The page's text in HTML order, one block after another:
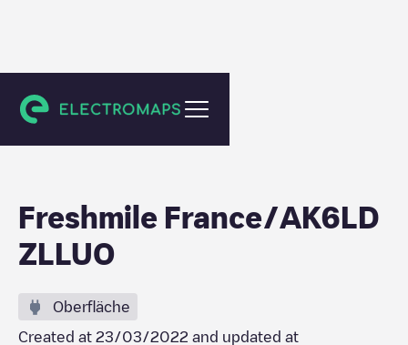
Saint Pierre
Freshmile France/AK6LD
ZLLUO
Oberfläche
Created at 23/03/2022 and updated at